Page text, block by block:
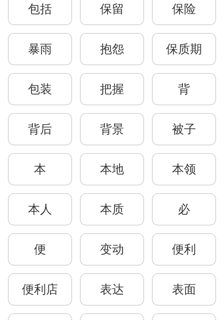
包括 保留 保险
暴雨 抱怨 保质期
包装 把握 背
背后 背景 被子
本 本地 本领
本人 本质 必
便 变动 便利
便利店 表达 表面